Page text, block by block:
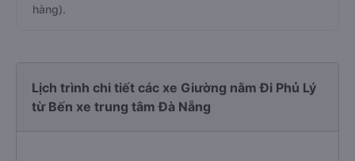
hàng).
Lịch trình chi tiết các xe Giường nằm Đi Phủ Lý
từ Bến xe trung tâm Đà Nẵng